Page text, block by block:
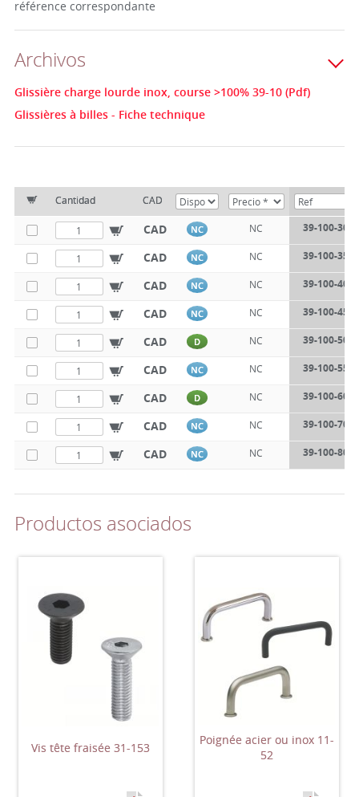
référence correspondante
Archivos
Glissière charge lourde inox, course >100% 39-10 (Pdf)
Glissières à billes - Fiche technique
Cantidad CAD
CAD NC NC 39-100-300
CAD NC NC 39-100-350
CAD NC NC 39-100-400
CAD NC NC 39-100-450
CAD D NC 39-100-500
CAD NC NC 39-100-550
CAD D NC 39-100-600
CAD NC NC 39-100-700
CAD NC NC 39-100-800
Productos asociados
Vis tête fraisée 31-153
Poignée acier ou inox 11-
52